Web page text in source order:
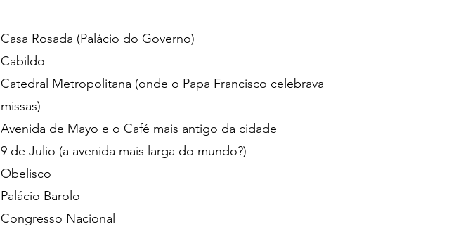
Casa Rosada (Palácio do Governo)
Cabildo
Catedral Metropolitana (onde o Papa Francisco celebrava
missas)
Avenida de Mayo e o Café mais antigo da cidade
9 de Julio (a avenida mais larga do mundo?)
Obelisco
Palácio Barolo
Congresso Nacional